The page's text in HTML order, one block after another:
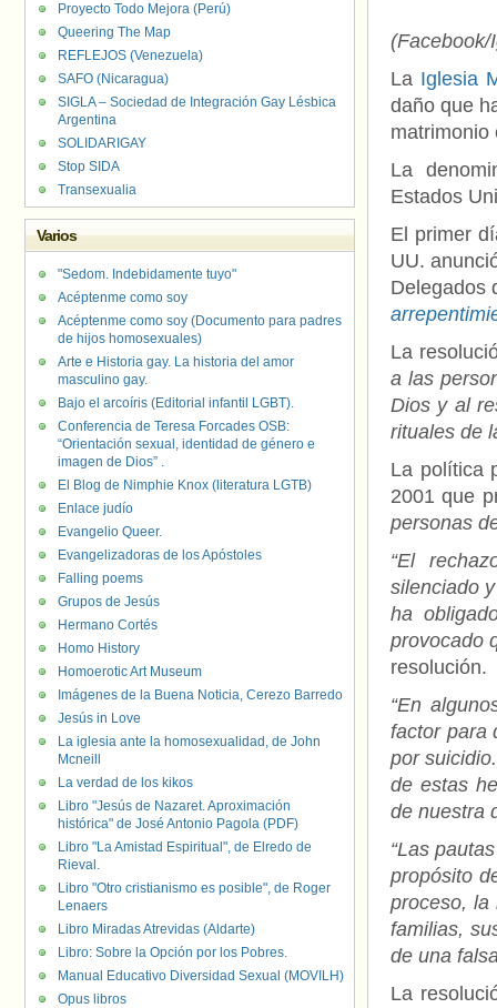
(Facebook/
La Iglesia
daño que
matrimonio
La
Estados
El primer
UU.
Delegados
La
a las
Dios y al
rituales de
La política
2001 que
personas
“El
silenciado
ha
provocado
resolución.
“En
factor para
por
de estas
de nuestra
“Las
propósito
proceso, la
familias,
de una
La
Proyecto Todo Mejora (Perú)
Queering The Map
REFLEJOS (Venezuela)
SAFO (Nicaragua)
SIGLA – Sociedad de Integración Gay Lésbica
Argentina
SOLIDARIGAY
Stop SIDA
Transexualia
Varios
"Sedom. Indebidamente tuyo"
Acéptenme como soy
Acéptenme como soy (Documento para padres
de hijos homosexuales)
Arte e Historia gay. La historia del amor
masculino gay.
Bajo el arcoíris (Editorial infantil LGBT).
Conferencia de Teresa Forcades OSB:
“Orientación sexual, identidad de género e
imagen de Dios” .
El Blog de Nimphie Knox (literatura LGTB)
Enlace judío
Evangelio Queer.
Evangelizadoras de los Apóstoles
Falling poems
Grupos de Jesús
Hermano Cortés
Homo History
Homoerotic Art Museum
Imágenes de la Buena Noticia, Cerezo Barredo
Jesús in Love
La iglesia ante la homosexualidad, de John
Mcneill
La verdad de los kikos
Libro "Jesús de Nazaret. Aproximación
histórica" de José Antonio Pagola (PDF)
Libro "La Amistad Espiritual", de Elredo de
Rieval.
Libro "Otro cristianismo es posible", de Roger
Lenaers
Libro Miradas Atrevidas (Aldarte)
Libro: Sobre la Opción por los Pobres.
Manual Educativo Diversidad Sexual (MOVILH)
Opus libros